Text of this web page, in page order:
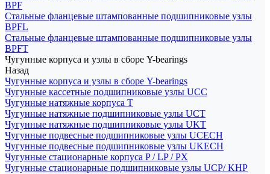
BPF
Стальные фланцевые штампованные подшипниковые узлы
BPFL
Стальные фланцевые штампованные подшипниковые узлы
BPFT
Чугунные корпуса и узлы в сборе Y-bearings
Назад
Чугунные корпуса и узлы в сборе Y-bearings
Чугунные кассетные подшипниковые узлы UCC
Чугунные натяжные корпуса T
Чугунные натяжные подшипниковые узлы UCT
Чугунные натяжные подшипниковые узлы UKT
Чугунные подвесные подшипниковые узлы UCECH
Чугунные подвесные подшипниковые узлы UKECH
Чугунные стационарные корпуса P / LP / PX
Чугунные стационарные подшипниковые узлы UCP/ KHP